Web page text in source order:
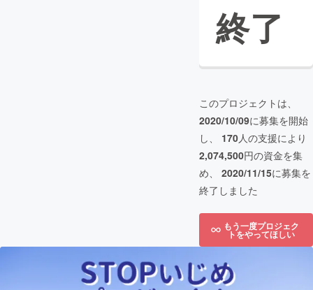
終了
このプロジェクトは、
2020/10/09に募集を開始
し、 170人の支援により
2,074,500円の資金を集
め、 2020/11/15に募集を
終了しました
もう一度プロジェク
トをやってほしい